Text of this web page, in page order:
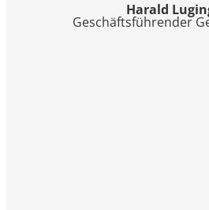
Harald
Geschäftsführender